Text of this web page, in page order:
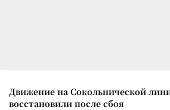
Движение на Сокольнической
восстановили после сбоя